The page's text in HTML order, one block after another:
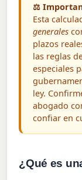
⚖️
Esta
generales
plazos
las reglas
especiales
ley.
abogado
confiar en
¿Qué es